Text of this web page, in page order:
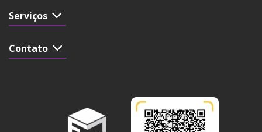
Serviços
Contato